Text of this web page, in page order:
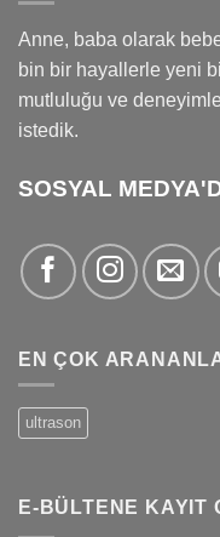
Anne, baba olarak
bin bir hayallerle yeni
mutluluğu ve
istedik.
SOSYAL
EN ÇOK
ultrason
E-BÜLTENE KAYIT